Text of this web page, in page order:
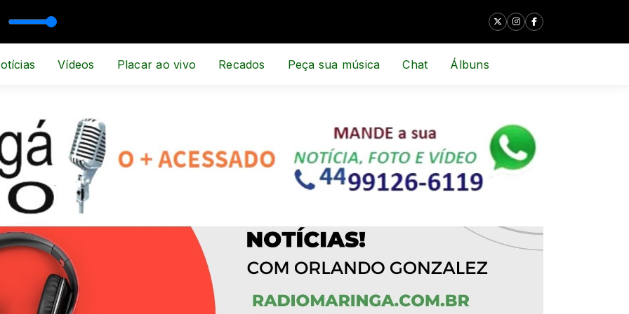
Vídeos Placar ao vivo Recados Peça sua música Chat Álbuns